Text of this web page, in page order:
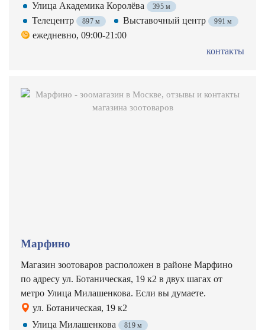
Улица Академика Королёва
395 м
Телецентр 897 м Выставочный центр 991 м
ежедневно, 09:00-21:00
контакты
Марфино
Магазин зоотоваров расположен в районе Марфино
по адресу ул. Ботаническая, 19 к2 в двух шагах от
метро Улица Милашенкова. Если вы думаете.
ул. Ботаническая, 19 к2
Улица Милашенкова
819 м